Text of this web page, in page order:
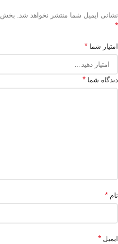
نشانی ایمیل شما منتشر نخواهد شد.
*
امتیاز شما *
دیدگاه شما *
نام *
ایمیل *